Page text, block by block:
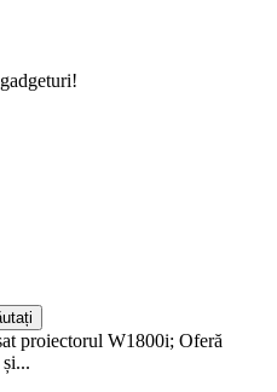
proiectorul W1800i; Oferă